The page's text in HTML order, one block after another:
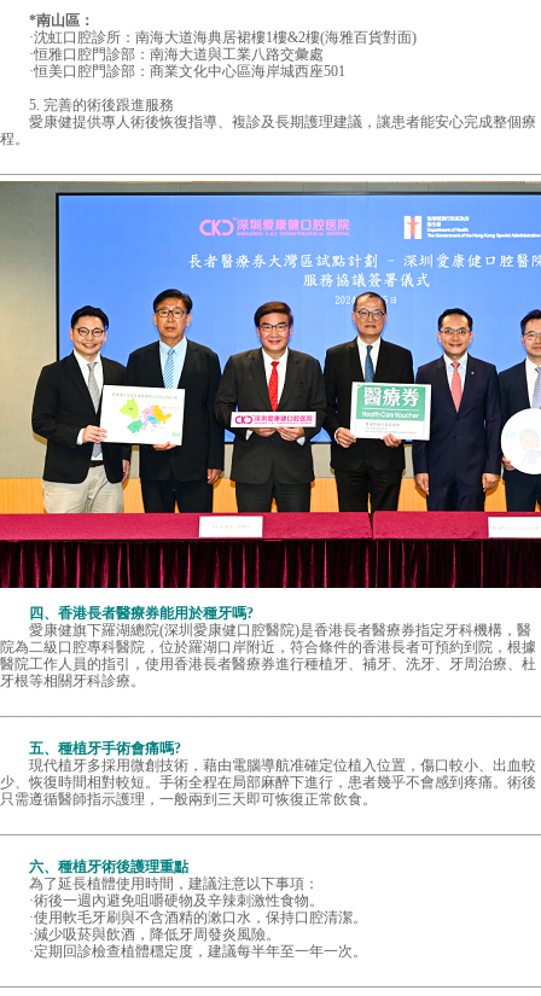
*南山區：
·沈虹口腔診所：南海大道海典居裙樓1樓&2樓(海雅百貨對面)
·恒雅口腔門診部：南海大道與工業八路交彙處
·恒美口腔門診部：商業文化中心區海岸城西座501
5. 完善的術後跟進服務
愛康健提供專人術後恢復指導、複診及長期護理建議，讓患者能安心完成整個療
程。
四、香港長者醫療券能用於種牙嗎?
愛康健旗下羅湖總院(深圳愛康健口腔醫院)是香港長者醫療券指定牙科機構，醫
院為二級口腔專科醫院，位於羅湖口岸附近，符合條件的香港長者可預約到院，根據
醫院工作人員的指引，使用香港長者醫療券進行種植牙、補牙、洗牙、牙周治療、杜
牙根等相關牙科診療。
五、種植牙手術會痛嗎?
現代植牙多採用微創技術，藉由電腦導航准確定位植入位置，傷口較小、出血較
少、恢復時間相對較短。手術全程在局部麻醉下進行，患者幾乎不會感到疼痛。術後
只需遵循醫師指示護理，一般兩到三天即可恢復正常飲食。
六、種植牙術後護理重點
為了延長植體使用時間，建議注意以下事項：
·術後一週內避免咀嚼硬物及辛辣刺激性食物。
·使用軟毛牙刷與不含酒精的漱口水，保持口腔清潔。
·減少吸菸與飲酒，降低牙周發炎風險。
·定期回診檢查植體穩定度，建議每半年至一年一次。